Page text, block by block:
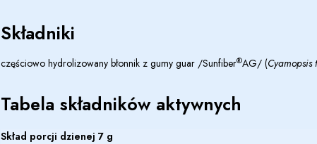
Składniki
częściowo hydrolizowany błonnik z gumy guar /Sunfiber®AG/ (Cyamopsis
Tabela składników aktywnych
Skład porcji dzienej 7 g